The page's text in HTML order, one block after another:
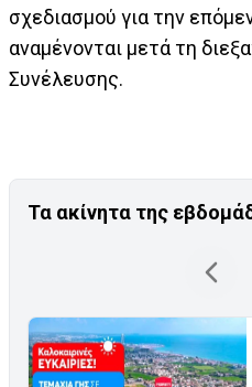
σχεδιασμού για την
αναμένονται μετά τη
Συνέλευσης.
Τα ακίνητα της